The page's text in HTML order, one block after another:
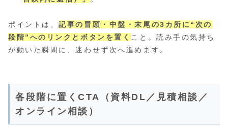
ポイントは、記事の冒頭・中盤・末尾の3カ所に“次の
段階”へのリンクとボタンを置く こと。読み手の気持ち
が動いた瞬間に、迷わせず次へ進めます。
各段階に置くCTA（資料DL／見積相談／
オンライン相談）